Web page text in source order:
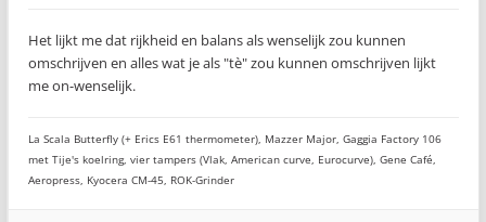
Het lijkt me dat rijkheid en balans als wenselijk zou kunnen
omschrijven en alles wat je als "tè" zou kunnen omschrijven lijkt
me on-wenselijk.
La Scala Butterfly (+ Erics E61 thermometer), Mazzer Major, Gaggia Factory 106
met Tije's koelring, vier tampers (Vlak, American curve, Eurocurve), Gene Café,
Aeropress, Kyocera CM-45, ROK-Grinder